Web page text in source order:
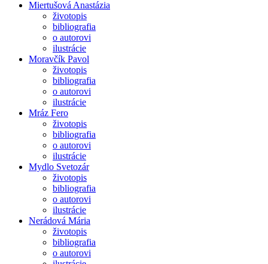
Miertušová Anastázia
životopis
bibliografia
o autorovi
ilustrácie
Moravčík Pavol
životopis
bibliografia
o autorovi
ilustrácie
Mráz Fero
životopis
bibliografia
o autorovi
ilustrácie
Mydlo Svetozár
životopis
bibliografia
o autorovi
ilustrácie
Nerádová Mária
životopis
bibliografia
o autorovi